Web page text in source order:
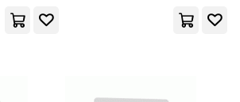
）(57)
社(604)